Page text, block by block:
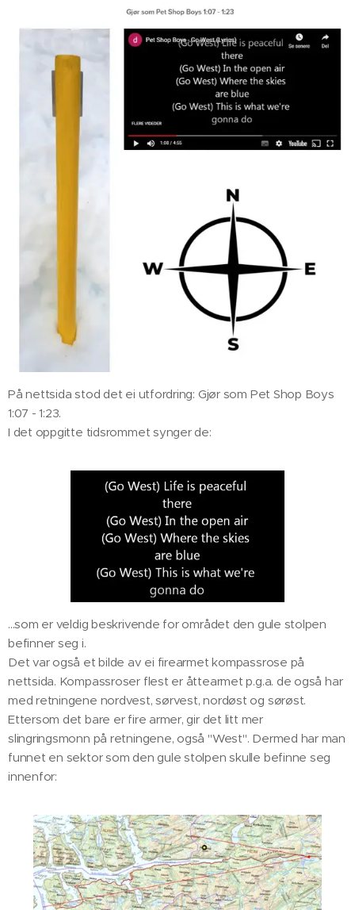
På nettsida stod det ei utfordring: Gjør som Pet Shop Boys
1:07 - 1:23.
I det oppgitte tidsrommet synger de:
...som er veldig beskrivende for området den gule stolpen
befinner seg i.
Det var også et bilde av ei firearmet kompassrose på
nettsida. Kompassroser flest er åttearmet p.g.a. de også har
med retningene nordvest, sørvest, nordøst og sørøst.
Ettersom det bare er fire armer, gir det litt mer
slingringsmonn på retningene, også "West". Dermed har man
funnet en sektor som den gule stolpen skulle befinne seg
innenfor: